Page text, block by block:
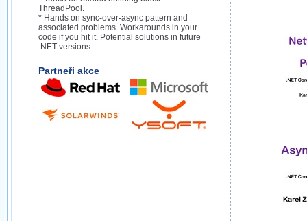
ThreadPool.
* Hands on sync-over-async pattern and
associated problems. Workarounds in your
code if you hit it. Potential solutions in future
.NET versions.
Partneři akce